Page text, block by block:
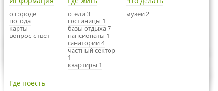
о городе
погода
карты
вопрос-ответ
отели 3
гостиницы 1
базы отдыха 7
пансионаты 1
санатории 4
частный сектор
1
квартиры 1
музеи 2
Где поесть